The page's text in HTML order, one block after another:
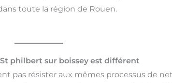
toute la région de Rouen.
philbert sur boissey est différent
pas résister aux mêmes processus de